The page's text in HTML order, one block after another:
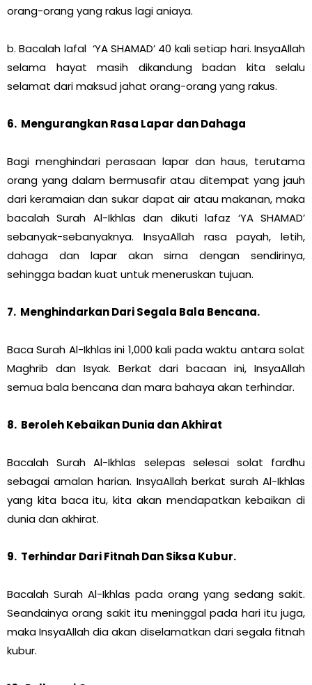
orang-orang yang rakus lagi aniaya.
b. Bacalah lafal ‘YA SHAMAD’ 40 kali setiap hari. InsyaAllah
selama hayat masih dikandung badan kita selalu
selamat dari maksud jahat orang-orang yang rakus.
6. Mengurangkan Rasa Lapar dan Dahaga
Bagi menghindari perasaan lapar dan haus, terutama
orang yang dalam bermusafir atau ditempat yang jauh
dari keramaian dan sukar dapat air atau makanan, maka
bacalah Surah Al-Ikhlas dan dikuti lafaz ‘YA SHAMAD’
sebanyak-sebanyaknya. InsyaAllah rasa payah, letih,
dahaga dan lapar akan sirna dengan sendirinya,
sehingga badan kuat untuk meneruskan tujuan.
7. Menghindarkan Dari Segala Bala Bencana.
Baca Surah Al-Ikhlas ini 1,000 kali pada waktu antara solat
Maghrib dan Isyak. Berkat dari bacaan ini, InsyaAllah
semua bala bencana dan mara bahaya akan terhindar.
8. Beroleh Kebaikan Dunia dan Akhirat
Bacalah Surah Al-Ikhlas selepas selesai solat fardhu
sebagai amalan harian. InsyaAllah berkat surah Al-Ikhlas
yang kita baca itu, kita akan mendapatkan kebaikan di
dunia dan akhirat.
9. Terhindar Dari Fitnah Dan Siksa Kubur.
Bacalah Surah Al-Ikhlas pada orang yang sedang sakit.
Seandainya orang sakit itu meninggal pada hari itu juga,
maka InsyaAllah dia akan diselamatkan dari segala fitnah
kubur.